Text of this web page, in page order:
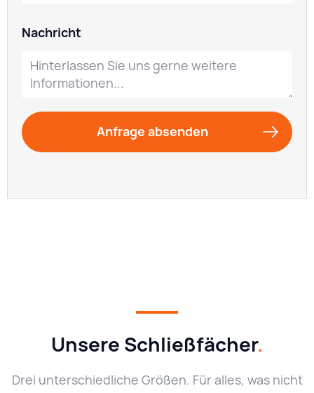
Nachricht
Unsere Schließfächer.
Drei unterschiedliche Größen. Für alles, was nicht